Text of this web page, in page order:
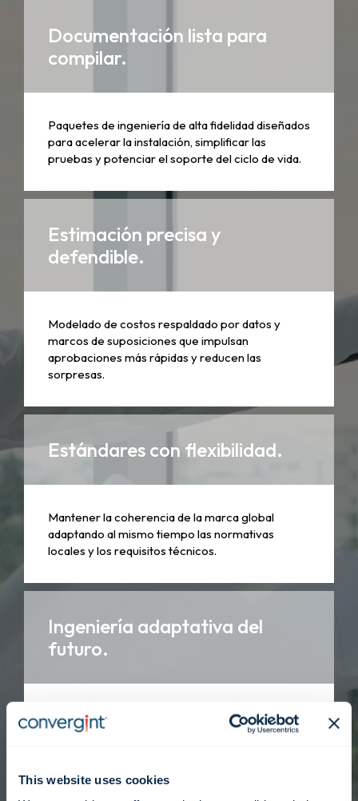
This website uses cookies
Documentación lista para
compilar.
Paquetes de ingeniería de alta fidelidad diseñados
para acelerar la instalación, simplificar las
pruebas y potenciar el soporte del ciclo de vida.
Estimación precisa y
defendible.
Modelado de costos respaldado por datos y
marcos de suposiciones que impulsan
aprobaciones más rápidas y reducen las
sorpresas.
Estándares con flexibilidad.
Mantener la coherencia de la marca global
adaptando al mismo tiempo las normativas
locales y los requisitos técnicos.
Ingeniería adaptativa del
futuro.
Priorizar la mantenibilidad, la escalabilidad
modular y la modernización futura sin